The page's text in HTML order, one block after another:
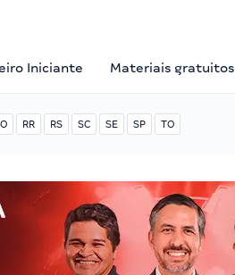
Iniciante Materiais gratuitos
RR RS SC SE SP TO